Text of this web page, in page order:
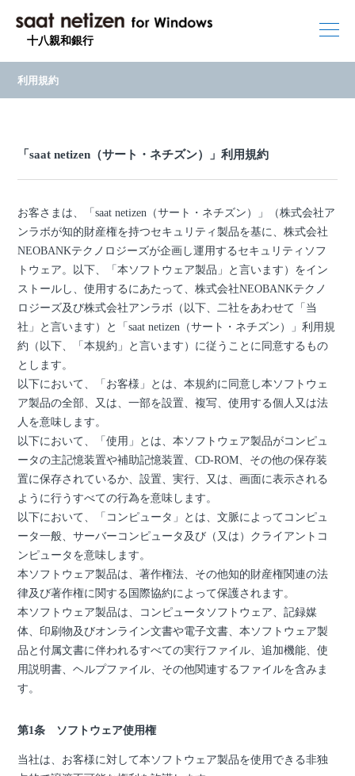
十八親和銀行
利用規約
「saat netizen（サート・ネチズン）」利用規約
お客さまは、「saat netizen（サート・ネチズン）」（株式会社ア
ンラボが知的財産権を持つセキュリティ製品を基に、株式会社
NEOBANKテクノロジーズが企画し運用するセキュリティソフ
トウェア。以下、「本ソフトウェア製品」と言います）をイン
ストールし、使用するにあたって、株式会社NEOBANKテクノ
ロジーズ及び株式会社アンラボ（以下、二社をあわせて「当
社」と言います）と「saat netizen（サート・ネチズン）」利用規
約（以下、「本規約」と言います）に従うことに同意するもの
とします。
以下において、「お客様」とは、本規約に同意し本ソフトウェ
ア製品の全部、又は、一部を設置、複写、使用する個人又は法
人を意味します。
以下において、「使用」とは、本ソフトウェア製品がコンピュ
ータの主記憶装置や補助記憶装置、CD-ROM、その他の保存装
置に保存されているか、設置、実行、又は、画面に表示される
ように行うすべての行為を意味します。
以下において、「コンピュータ」とは、文脈によってコンピュ
ータ一般、サーバーコンピュータ及び（又は）クライアントコ
ンピュータを意味します。
本ソフトウェア製品は、著作権法、その他知的財産権関連の法
律及び著作権に関する国際協約によって保護されます。
本ソフトウェア製品は、コンピュータソフトウェア、記録媒
体、印刷物及びオンライン文書や電子文書、本ソフトウェア製
品と付属文書に伴われるすべての実行ファイル、追加機能、使
用説明書、ヘルプファイル、その他関連するファイルを含みま
す。
第1条 ソフトウェア使用権
当社は、お客様に対して本ソフトウェア製品を使用できる非独